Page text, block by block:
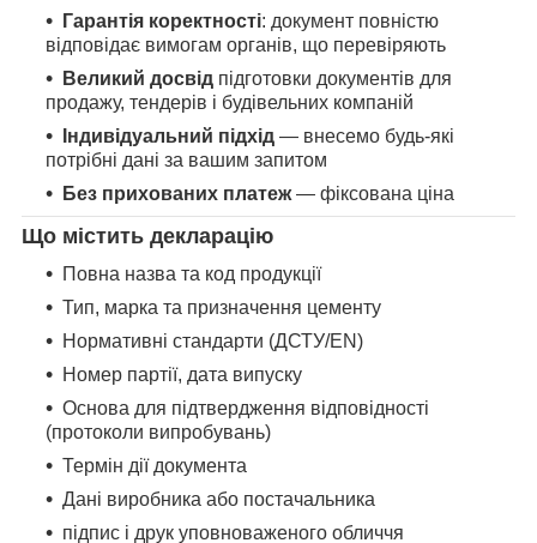
Гарантія коректності: документ повністю
відповідає вимогам органів, що перевіряють
Великий досвід підготовки документів для
продажу, тендерів і будівельних компаній
Індивідуальний підхід — внесемо будь-які
потрібні дані за вашим запитом
Без прихованих платеж— фіксована ціна
Що містить декларацію
Повна назва та код продукції
Тип, марка та призначення цементу
Нормативні стандарти (ДСТУ/EN)
Номер партії, дата випуску
Основа для підтвердження відповідності
(протоколи випробувань)
Термін дії документа
Дані виробника або постачальника
підпис і друк уповноваженого обличчя